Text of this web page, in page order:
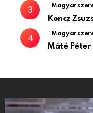
Magyar
Koncz
Magyar
Máté Péter